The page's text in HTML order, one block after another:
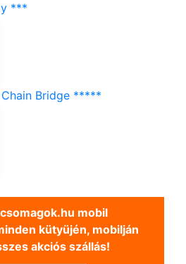
***
Bridge *****
mobil
kütyüjén, mobilján
akciós szállás!